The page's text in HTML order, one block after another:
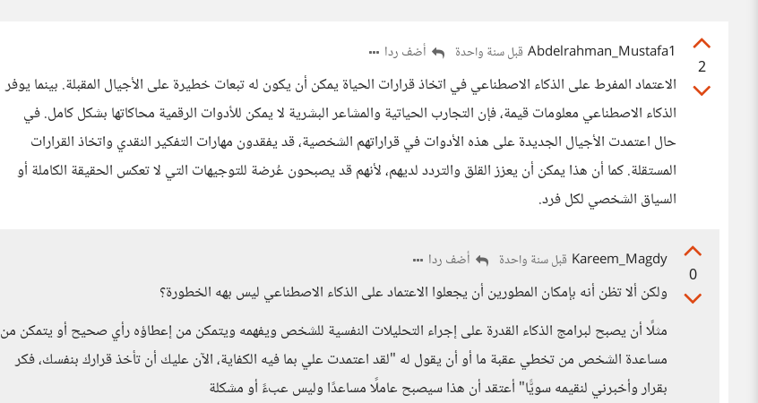
2
Abdelrahman_Mustafa1 قبل سنة واحدة أضف ردا
الاعتماد المفرط على الذكاء الاصطناعي في اتخاذ قرارات الحياة يمكن أن يكون له تبعات خطيرة على الأجيال المقبلة. بينما يوفر
الذكاء الاصطناعي معلومات قيمة، فإن التجارب الحياتية والمشاعر البشرية لا يمكن للأدوات الرقمية محاكاتها بشكل كامل. في
حال اعتمدت الأجيال الجديدة على هذه الأدوات في قراراتهم الشخصية، قد يفقدون مهارات التفكير النقدي واتخاذ القرارات
المستقلة. كما أن هذا يمكن أن يعزز القلق والتردد لديهم، لأنهم قد يصبحون عُرضة للتوجيهات التي لا تعكس الحقيقة الكاملة أو
السياق الشخصي لكل فرد.
0
Kareem_Magdy قبل سنة واحدة أضف ردا
ولكن ألا تظن أنه بإمكان المطورين أن يجعلوا الاعتماد على الذكاء الاصطناعي ليس بهه الخطورة؟
مثلًا أن يصبح لبرامج الذكاء القدرة على إجراء التحليلات النفسية للشخص ويفهمه ويتمكن من إعطاؤه رأي صحيح أو يتمكن من
مساعدة الشخص من تخطي عقبة ما أو أن يقول له "لقد اعتمدت علي بما فيه الكفاية، الآن عليك أن تأخذ قرارك بنفسك، فكر
بقرار وأخبرني لنقيمه سويًّا" أعتقد أن هذا سيصبح عاملًا مساعدًا وليس عبءً أو مشكلة